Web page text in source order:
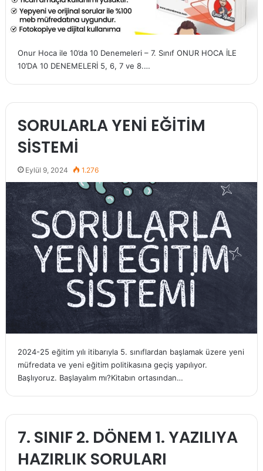
Onur Hoca ile 10’da 10 Denemeleri – 7. Sınıf ONUR HOCA İLE
10’DA 10 DENEMELERİ 5, 6, 7 ve 8.…
SORULARLA YENİ EĞİTİM
SİSTEMİ
Eylül 9, 2024 1.276
2024-25 eğitim yılı itibarıyla 5. sınıflardan başlamak üzere yeni
müfredata ve yeni eğitim politikasına geçiş yapılıyor.
Başlıyoruz. Başlayalım mı?Kitabın ortasından…
7. SINIF 2. DÖNEM 1. YAZILIYA
HAZIRLIK SORULARI